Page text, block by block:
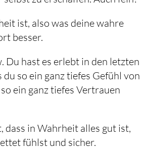
ist, also was deine wahre
besser.
Du hast es erlebt in den letzten
so ein ganz tiefes Gefühl von
ein ganz tiefes Vertrauen
dass in Wahrheit alles gut ist,
fühlst und sicher.